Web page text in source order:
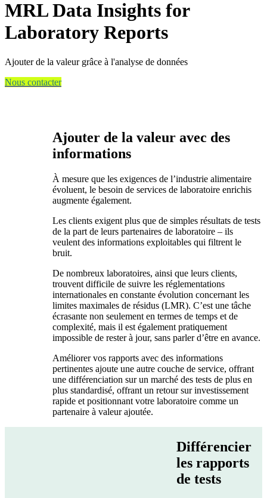
MRL Data Insights for
Laboratory Reports
Ajouter de la valeur grâce à l'analyse de données
Nous contacter
Ajouter de la valeur avec des
informations
À mesure que les exigences de l’industrie alimentaire
évoluent, le besoin de services de laboratoire enrichis
augmente également.
Les clients exigent plus que de simples résultats de tests
de la part de leurs partenaires de laboratoire – ils
veulent des informations exploitables qui filtrent le
bruit.
De nombreux laboratoires, ainsi que leurs clients,
trouvent difficile de suivre les réglementations
internationales en constante évolution concernant les
limites maximales de résidus (LMR). C’est une tâche
écrasante non seulement en termes de temps et de
complexité, mais il est également pratiquement
impossible de rester à jour, sans parler d’être en avance.
Améliorer vos rapports avec des informations
pertinentes ajoute une autre couche de service, offrant
une différenciation sur un marché des tests de plus en
plus standardisé, offrant un retour sur investissement
rapide et positionnant votre laboratoire comme un
partenaire à valeur ajoutée.
Différencier
les rapports
de tests